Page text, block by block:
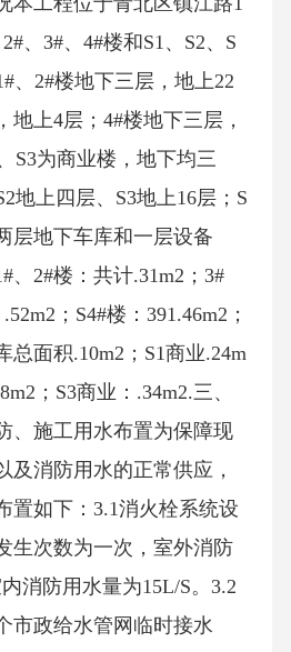
、3#、4#楼和S1、S2、S
、2#楼地下三层，地上22
地上4层；4#楼地下三层，
S3为商业楼，地下均三
地上四层、S3地上16层；S
层地下车库和一层设备
、2#楼：共计.31m2；3#
；S4#楼：391.46m2；
总面积.10m2；S1商业.24m
；S3商业：.34m2.三、
、施工用水布置为保障现
及消防用水的正常供应，
置如下：3.1消火栓系统设
生次数为一次，室外消防
消防用水量为15L/S。3.2
市政给水管网临时接水